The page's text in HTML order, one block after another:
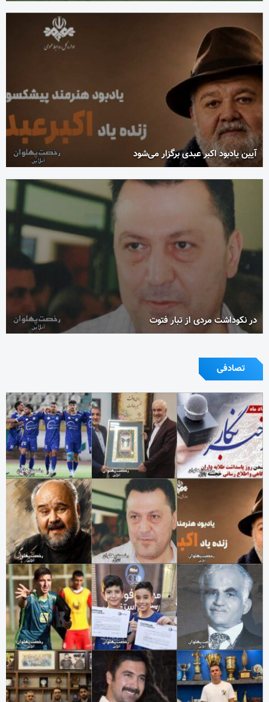
آیین یادبود اکبر عبدی برگزار می‌شود
در نکوداشت مردی از تبار فتوت
تصادفی